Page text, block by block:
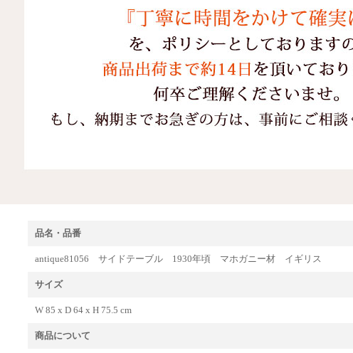
品名・品番
antique81056 サイドテーブル 1930年頃 マホガニー材 イギリス
サイズ
W 85 x D 64 x H 75.5 cm
商品について